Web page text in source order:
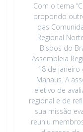
Com o tema
propondo
das
Regional
Bispos do
Assembleia
18 de janeiro
Manaus. A
eletivo de
regional e de
sua missão
reuniu